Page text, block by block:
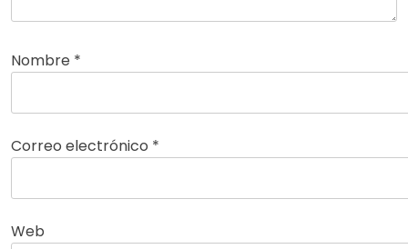
Nombre *
Correo electrónico *
Web